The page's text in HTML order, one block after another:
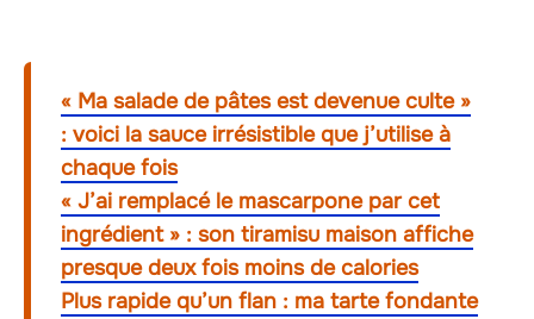
« Ma salade de pâtes est devenue culte »
: voici la sauce irrésistible que j’utilise à
chaque fois
« J’ai remplacé le mascarpone par cet
ingrédient » : son tiramisu maison affiche
presque deux fois moins de calories
Plus rapide qu’un flan : ma tarte fondante